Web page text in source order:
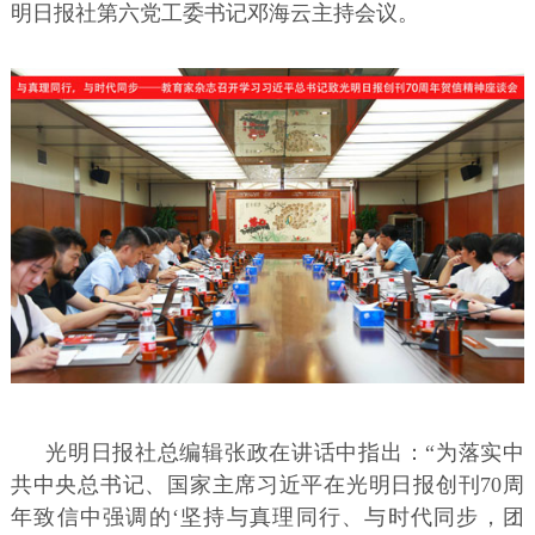
明日报社第六党工委书记邓海云主持会议。
光明日报社总编辑张政在讲话中指出：“为落实中
共中央总书记、国家主席习近平在光明日报创刊70周
年致信中强调的‘坚持与真理同行、与时代同步，团